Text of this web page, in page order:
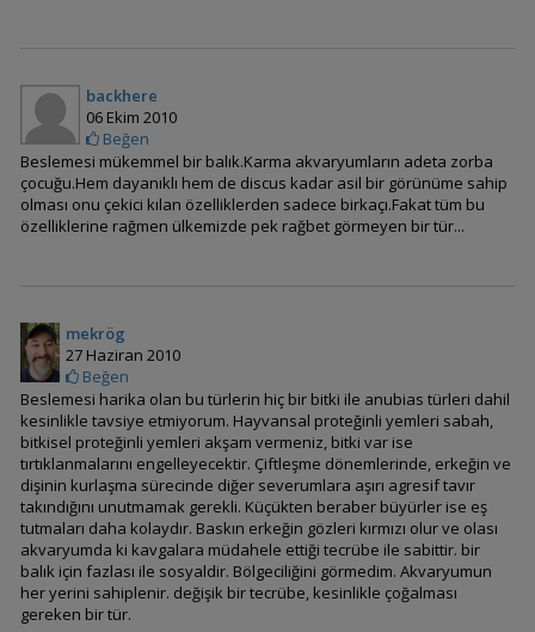
Apistogramma blutkehl
(cutthroat)
Apistogramma brevis
(Brevis)
Apistogramma
cacatuoides (Kakadu)
backhere
06 Ekim 2010
Beğen
Beslemesi mükemmel bir balık.Karma akvaryumların adeta zorba
çocuğu.Hem dayanıklı hem de discus kadar asil bir görünüme sahip
olması onu çekici kılan özelliklerden sadece birkaçı.Fakat tüm bu
özelliklerine rağmen ülkemizde pek rağbet görmeyen bir tür...
mekrög
27 Haziran 2010
Beğen
Beslemesi harika olan bu türlerin hiç bir bitki ile anubias türleri dahil
kesinlikle tavsiye etmiyorum. Hayvansal proteğinli yemleri sabah,
bitkisel proteğinli yemleri akşam vermeniz, bitki var ise
tırtıklanmalarını engelleyecektir. Çiftleşme dönemlerinde, erkeğin ve
dişinin kurlaşma sürecinde diğer severumlara aşırı agresif tavır
takındığını unutmamak gerekli. Küçükten beraber büyürler ise eş
tutmaları daha kolaydır. Baskın erkeğin gözleri kırmızı olur ve olası
akvaryumda ki kavgalara müdahele ettiği tecrübe ile sabittir. bir
balık için fazlası ile sosyaldir. Bölgeciliğini görmedim. Akvaryumun
her yerini sahiplenir. değişik bir tecrübe, kesinlikle çoğalması
gereken bir tür.